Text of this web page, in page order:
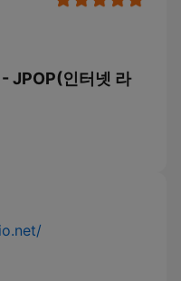
JPOP(인터넷 라